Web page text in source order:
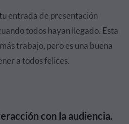
entrada de presentación
todos hayan llegado. Esta
trabajo, pero es una buena
a todos felices.
con la audiencia.